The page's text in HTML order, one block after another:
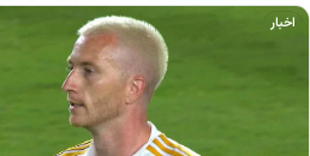
اخبار